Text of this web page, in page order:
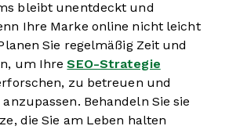
bleibt unentdeckt und
Ihre Marke online nicht leicht
Sie regelmäßig Zeit und
um IhreSEO-Strategie
zu betreuen und
Behandeln Sie sie
die Sie am Leben halten